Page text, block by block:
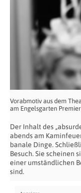
Vorabmotiv aus dem
am Engelsgarten
Der Inhalt des
abends am
banale Dinge.
Besuch. Sie scheinen
einer umständlichen
sind.